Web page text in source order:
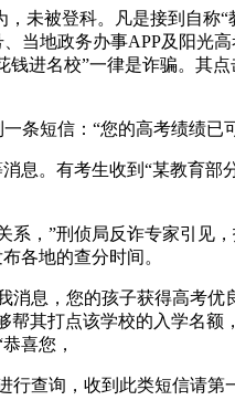
被登科。凡是接到自称
当地政务办事APP及阳
进名校”一律是诈骗。其
短信：“您的高考绩绩已
。有考生收到“某教育部
”刑侦局反诈专家引见
各地的查分时间。
，您的孩子获得高考优
其打点该学校的入学名
喜您，
询，收到此类短信请第